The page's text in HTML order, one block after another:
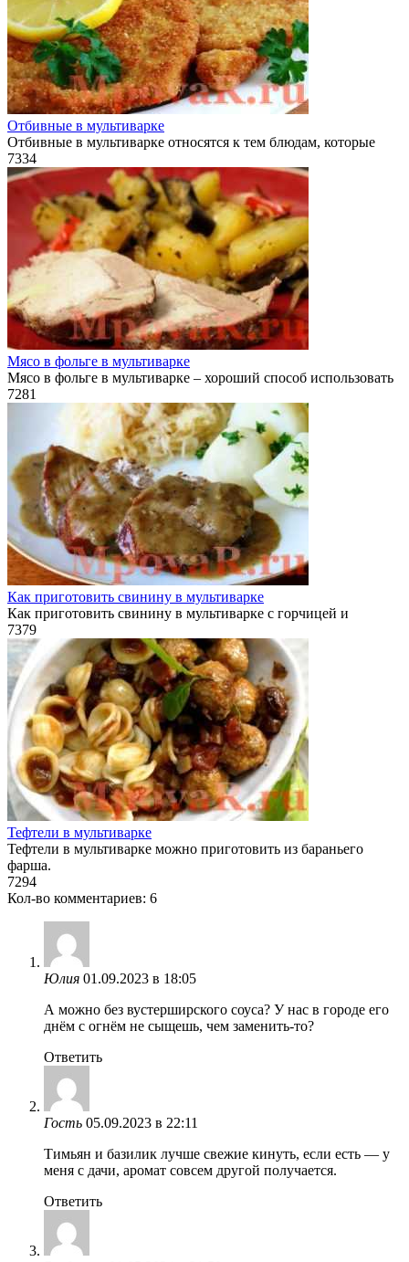
Отбивные в мультиварке
Отбивные в мультиварке относятся к тем блюдам, которые
7334
Мясо в фольге в мультиварке
Мясо в фольге в мультиварке – хороший способ использовать
7281
Как приготовить свинину в мультиварке
Как приготовить свинину в мультиварке с горчицей и
7379
Тефтели в мультиварке
Тефтели в мультиварке можно приготовить из бараньего
фарша.
7294
Кол-во комментариев: 6
Юлия 01.09.2023 в 18:05
А можно без вустерширского соуса? У нас в городе его
днём с огнём не сыщешь, чем заменить-то?
Ответить
Гость 05.09.2023 в 22:11
Тимьян и базилик лучше свежие кинуть, если есть — у
меня с дачи, аромат совсем другой получается.
Ответить